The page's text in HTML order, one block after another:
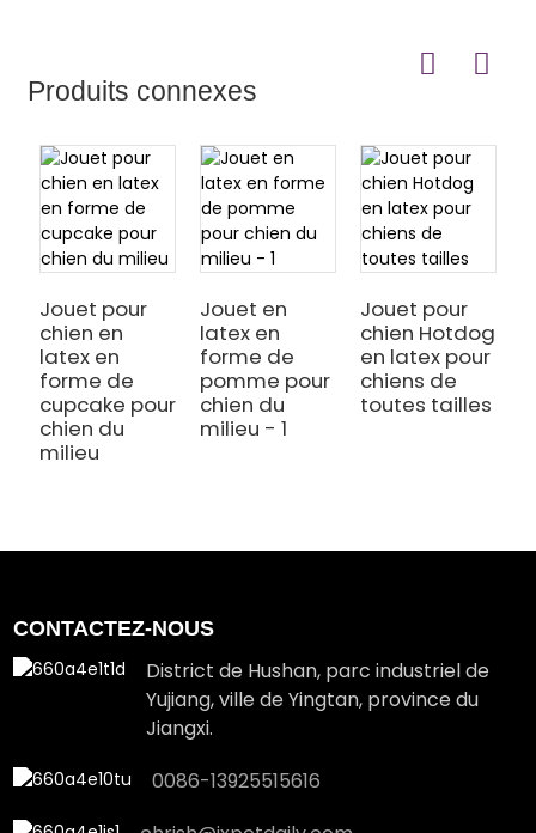
Produits connexes
Jouet pour
chien en
latex en
forme de
cupcake pour
chien du
milieu
Jouet en
latex en
forme de
pomme pour
chien du
milieu - 1
Jouet pour
chien Hotdog
en latex pour
chiens de
toutes tailles
CONTACTEZ-NOUS
District de Hushan, parc industriel de
Yujiang, ville de Yingtan, province du
Jiangxi.
0086-13925515616